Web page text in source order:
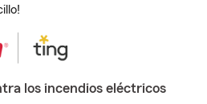
los incendios eléctricos